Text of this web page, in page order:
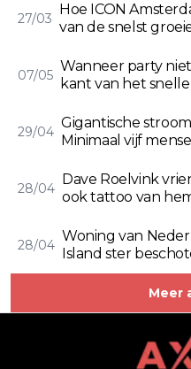
27/03
Hoe ICON
van de snelst
07/05
Wanneer party
kant van het
29/04
Gigantische
Minimaal vijf
28/04
Dave Roelvink
ook tattoo van
28/04
Woning van
Island ster
Rolex stelen"
Meer